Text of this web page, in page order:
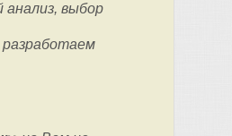
анализ, выбор